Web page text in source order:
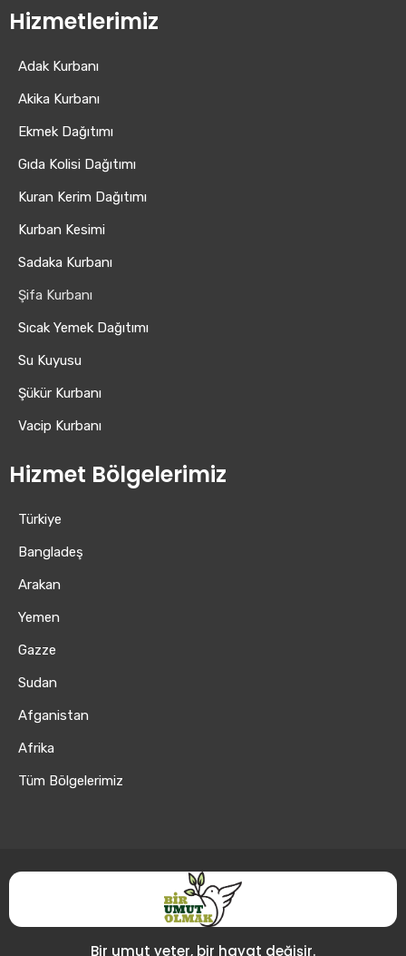
Hizmetlerimiz
Adak Kurbanı
Akika Kurbanı
Ekmek Dağıtımı
Gıda Kolisi Dağıtımı
Kuran Kerim Dağıtımı
Kurban Kesimi
Sadaka Kurbanı
Şifa Kurbanı
Sıcak Yemek Dağıtımı
Su Kuyusu
Şükür Kurbanı
Vacip Kurbanı
Hizmet Bölgelerimiz
Türkiye
Bangladeş
Arakan
Yemen
Gazze
Sudan
Afganistan
Afrika
Tüm Bölgelerimiz
Bir umut yeter, bir hayat değişir.